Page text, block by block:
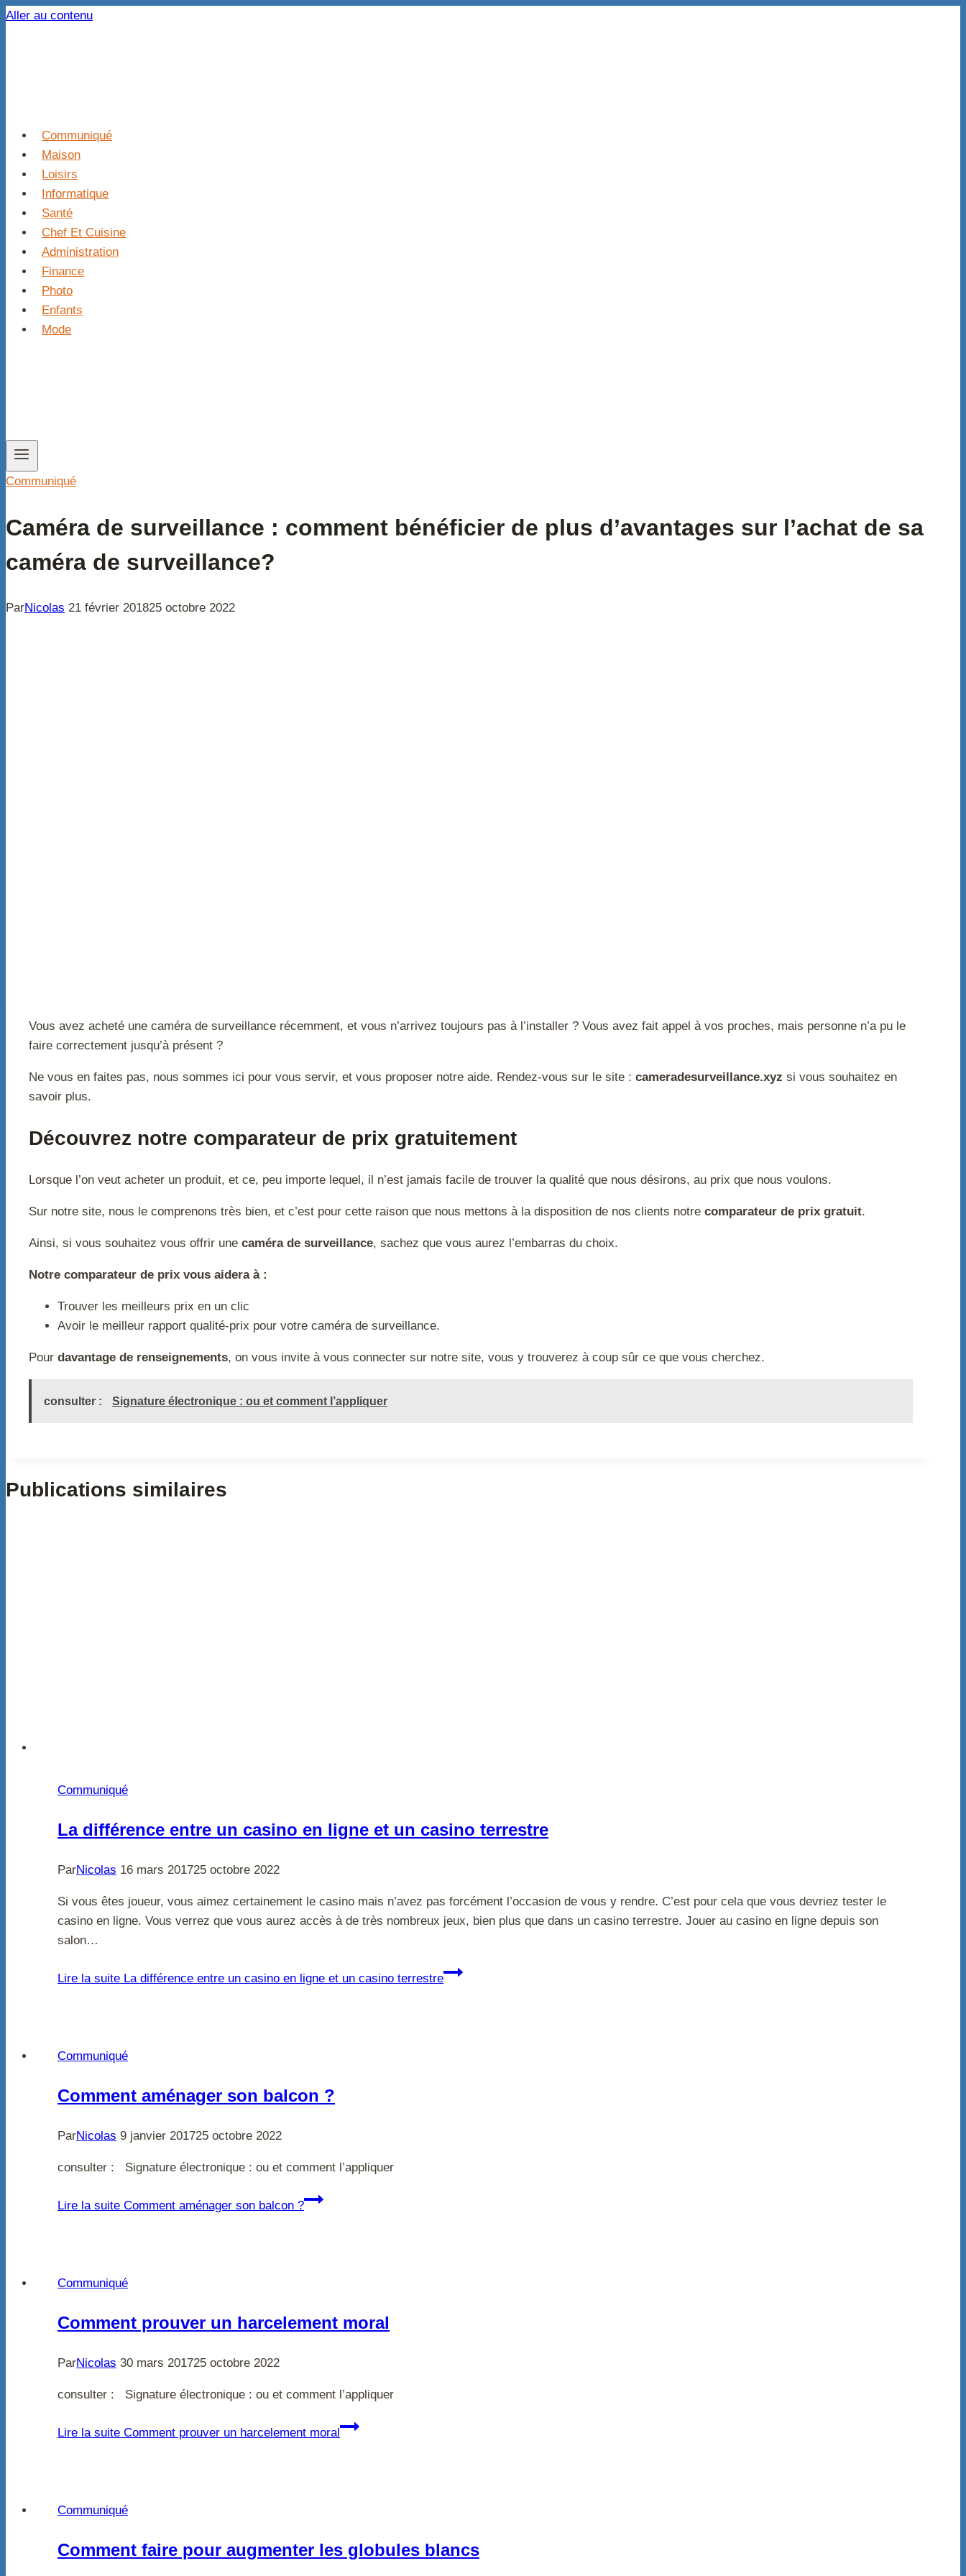
Aller au contenu
Communiqué
Maison
Loisirs
Informatique
Santé
Chef Et Cuisine
Administration
Finance
Photo
Enfants
Mode
Communiqué
Caméra de surveillance : comment bénéficier de plus d’avantages sur l’achat de sa
caméra de surveillance?
ParNicolas 21 février 201825 octobre 2022
Vous avez acheté une caméra de surveillance récemment, et vous n’arrivez toujours pas à l’installer ? Vous avez fait appel à vos proches, mais personne n’a pu le
faire correctement jusqu’à présent ?
Ne vous en faites pas, nous sommes ici pour vous servir, et vous proposer notre aide. Rendez-vous sur le site : cameradesurveillance.xyz si vous souhaitez en
savoir plus.
Découvrez notre comparateur de prix gratuitement
Lorsque l’on veut acheter un produit, et ce, peu importe lequel, il n’est jamais facile de trouver la qualité que nous désirons, au prix que nous voulons.
Sur notre site, nous le comprenons très bien, et c’est pour cette raison que nous mettons à la disposition de nos clients notre comparateur de prix gratuit.
Ainsi, si vous souhaitez vous offrir une caméra de surveillance, sachez que vous aurez l’embarras du choix.
Notre comparateur de prix vous aidera à :
Trouver les meilleurs prix en un clic
Avoir le meilleur rapport qualité-prix pour votre caméra de surveillance.
Pour davantage de renseignements, on vous invite à vous connecter sur notre site, vous y trouverez à coup sûr ce que vous cherchez.
consulter : Signature électronique : ou et comment l’appliquer
Publications similaires
Communiqué
La différence entre un casino en ligne et un casino terrestre
ParNicolas 16 mars 201725 octobre 2022
Si vous êtes joueur, vous aimez certainement le casino mais n’avez pas forcément l’occasion de vous y rendre. C’est pour cela que vous devriez tester le
casino en ligne. Vous verrez que vous aurez accès à de très nombreux jeux, bien plus que dans un casino terrestre. Jouer au casino en ligne depuis son
salon…
Lire la suite La différence entre un casino en ligne et un casino terrestre
Communiqué
Comment aménager son balcon ?
ParNicolas 9 janvier 201725 octobre 2022
consulter : Signature électronique : ou et comment l’appliquer
Lire la suite Comment aménager son balcon ?
Communiqué
Comment prouver un harcelement moral
ParNicolas 30 mars 201725 octobre 2022
consulter : Signature électronique : ou et comment l’appliquer
Lire la suite Comment prouver un harcelement moral
Communiqué
Comment faire pour augmenter les globules blancs